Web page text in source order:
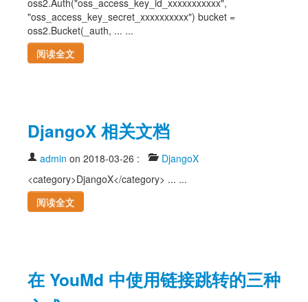
"oss_access_key_secret_xxxxxxxxxx") bucket =
oss2.Bucket(_auth, ... ...
阅读全文
DjangoX 相关文档
admin on 2018-03-26 :
DjangoX
<category>DjangoX</category> ... ...
阅读全文
在 YouMd 中使用链接跳转的三种